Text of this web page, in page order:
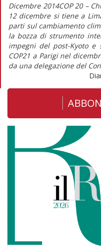
Dicembre 2014COP 20 –
12 dicembre si tiene a
parti sul cambiamento
la bozza di strumento
impegni del post-Kyoto e
COP21 a Parigi nel
da una delegazione del